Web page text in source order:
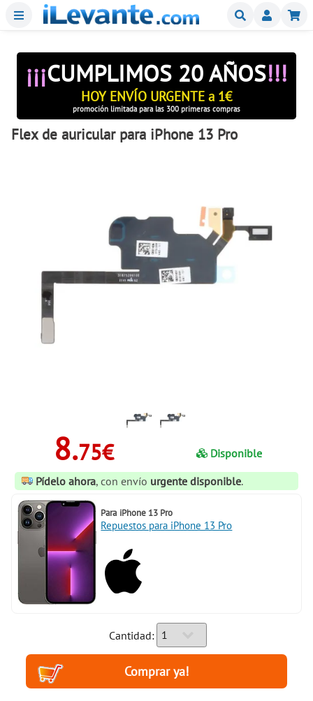
Menu Buscar
¡¡¡CUMPLIMOS 20 AÑOS!!!
HOY ENVÍO URGENTE a 1€
promoción limitada para las 300 primeras compras
Flex de auricular para iPhone 13 Pro
8.75€
Disponible
Pídelo ahora, con envío urgente disponible.
Para iPhone 13 Pro
Repuestos para iPhone 13 Pro
Cantidad: